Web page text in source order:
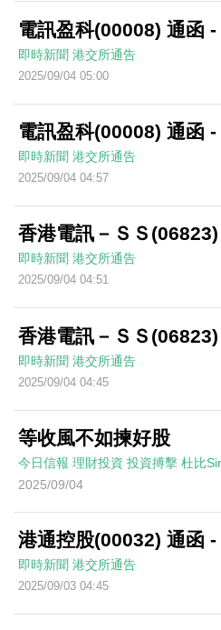
電訊盈科(00008) 通函
即時新聞 港交所通告
2025/09/04 05:00
電訊盈科(00008) 通函
即時新聞 港交所通告
2025/09/04 04:57
香港電訊－ＳＳ
即時新聞 港交所通告
2025/09/04 04:51
香港電訊－ＳＳ
即時新聞 港交所通告
2025/09/04 04:45
等收風不如揀好股
今日信報 理財投資 投資搏擊 杜比Sir
2025/09/04
港通控股(00032) 通函
即時新聞 港交所通告
2025/09/03 04:45